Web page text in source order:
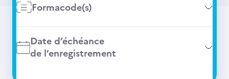
Formacode(s)
Date d’échéance
de l’enregistrement